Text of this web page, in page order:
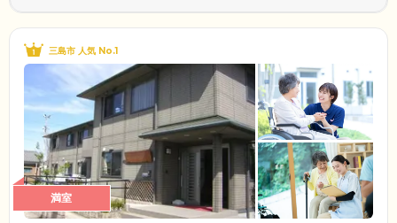
三島市 人気 No.1
満室